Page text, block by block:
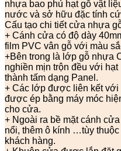
nhựa bao phủ hạt gỗ vật
nước và sở hữu đặc tính
Cấu tạo chi tiết cửa nhựa
+ Cánh cửa có độ dày
film PVC vân gỗ với màu
+Bên trong là lớp gỗ nhựa
nghiền mịn trộn đều với
thành tấm dạng Panel.
+ Các lớp được liên kết với
được ép bằng máy móc
cho cửa.
+ Ngoài ra bề mặt cánh
nổi, thêm ô kính …tùy
khách hàng.